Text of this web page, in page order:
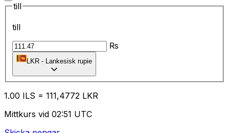
till
till
₨
LKR - Lankesisk rupie
1.00 ILS = 111,4772 LKR
Mittkurs vid 02:51 UTC